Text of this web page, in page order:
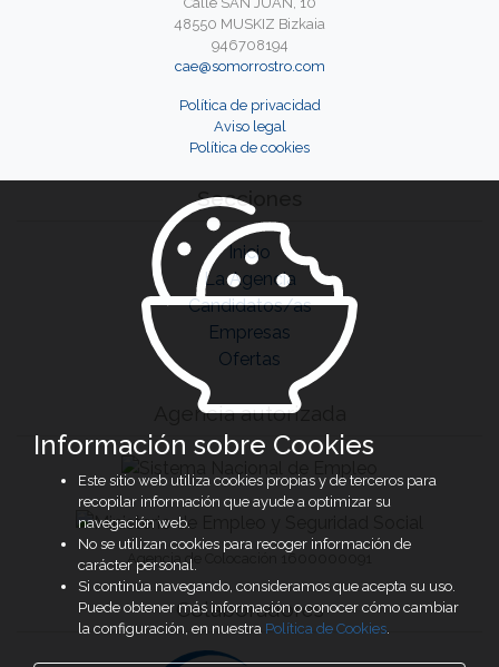
48550 MUSKIZ Bizkaia
946708194
cae@somorrostro.com
Política de privacidad
Aviso legal
Política de cookies
Secciones
Inicio
La Agencia
Candidatos/as
Empresas
Ofertas
Agencia autorizada
Agencia de Colocación 1600000091
Colaboradores
Información sobre Cookies
Este sitio web utiliza cookies propias y de terceros para
recopilar información que ayude a optimizar su
navegación web.
No se utilizan cookies para recoger información de
carácter personal.
Si continúa navegando, consideramos que acepta su uso.
Puede obtener más información o conocer cómo cambiar
la configuración, en nuestra Política de Cookies.